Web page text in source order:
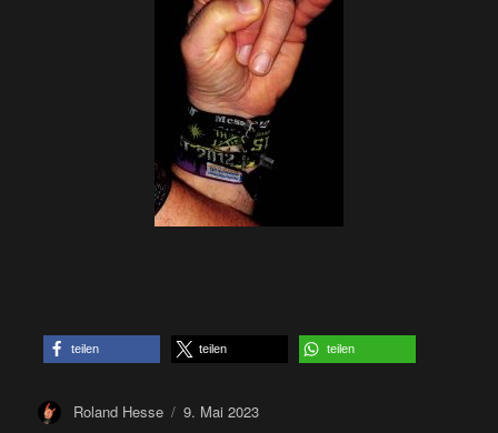
teilen teilen teilen
Author
Roland Hesse
Posted
9. Mai 2023